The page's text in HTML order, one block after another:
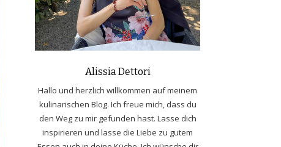
Alissia Dettori
Hallo und herzlich willkommen auf meinem
kulinarischen Blog. Ich freue mich, dass du
den Weg zu mir gefunden hast. Lasse dich
inspirieren und lasse die Liebe zu gutem